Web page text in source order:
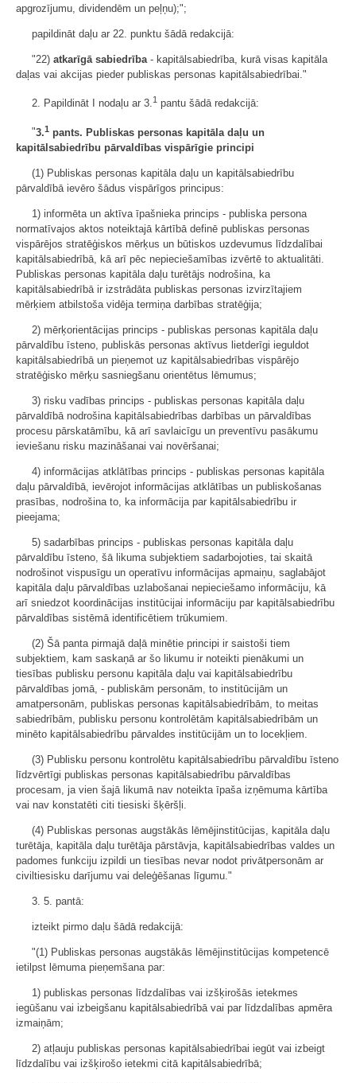
apgrozījumu, dividendēm un peļņu);";
papildināt daļu ar 22. punktu šādā redakcijā:
"22) atkarīgā sabiedrība- kapitālsabiedrība, kurā visas kapitāla
daļas vai akcijas pieder publiskas personas kapitālsabiedrībai."
2. Papildināt I nodaļu ar 3.1 pantu šādā redakcijā:
"3.1 pants. Publiskas personas kapitāla daļu un
kapitālsabiedrību pārvaldības vispārīgie principi
(1) Publiskas personas kapitāla daļu un kapitālsabiedrību
pārvaldībā ievēro šādus vispārīgos principus:
1) informēta un aktīva īpašnieka princips - publiska persona
normatīvajos aktos noteiktajā kārtībā definē publiskas personas
vispārējos stratēģiskos mērķus un būtiskos uzdevumus līdzdalībai
kapitālsabiedrībā, kā arī pēc nepieciešamības izvērtē to aktualitāti.
Publiskas personas kapitāla daļu turētājs nodrošina, ka
kapitālsabiedrībā ir izstrādāta publiskas personas izvirzītajiem
mērķiem atbilstoša vidēja termiņa darbības stratēģija;
2) mērķorientācijas princips - publiskas personas kapitāla daļu
pārvaldību īsteno, publiskās personas aktīvus lietderīgi ieguldot
kapitālsabiedrībā un pieņemot uz kapitālsabiedrības vispārējo
stratēģisko mērķu sasniegšanu orientētus lēmumus;
3) risku vadības princips - publiskas personas kapitāla daļu
pārvaldībā nodrošina kapitālsabiedrības darbības un pārvaldības
procesu pārskatāmību, kā arī savlaicīgu un preventīvu pasākumu
ieviešanu risku mazināšanai vai novēršanai;
4) informācijas atklātības princips - publiskas personas kapitāla
daļu pārvaldībā, ievērojot informācijas atklātības un publiskošanas
prasības, nodrošina to, ka informācija par kapitālsabiedrību ir
pieejama;
5) sadarbības princips - publiskas personas kapitāla daļu
pārvaldību īsteno, šā likuma subjektiem sadarbojoties, tai skaitā
nodrošinot vispusīgu un operatīvu informācijas apmaiņu, saglabājot
kapitāla daļu pārvaldības uzlabošanai nepieciešamo informāciju, kā
arī sniedzot koordinācijas institūcijai informāciju par kapitālsabiedrību
pārvaldības sistēmā identificētiem trūkumiem.
(2) Šā panta pirmajā daļā minētie principi ir saistoši tiem
subjektiem, kam saskaņā ar šo likumu ir noteikti pienākumi un
tiesības publisku personu kapitāla daļu vai kapitālsabiedrību
pārvaldības jomā, - publiskām personām, to institūcijām un
amatpersonām, publiskas personas kapitālsabiedrībām, to meitas
sabiedrībām, publisku personu kontrolētām kapitālsabiedrībām un
minēto kapitālsabiedrību pārvaldes institūcijām un to locekļiem.
(3) Publisku personu kontrolētu kapitālsabiedrību pārvaldību īsteno
līdzvērtīgi publiskas personas kapitālsabiedrību pārvaldības
procesam, ja vien šajā likumā nav noteikta īpaša izņēmuma kārtība
vai nav konstatēti citi tiesiski šķēršļi.
(4) Publiskas personas augstākās lēmējinstitūcijas, kapitāla daļu
turētāja, kapitāla daļu turētāja pārstāvja, kapitālsabiedrības valdes un
padomes funkciju izpildi un tiesības nevar nodot privātpersonām ar
civiltiesisku darījumu vai deleģēšanas līgumu."
3. 5. pantā:
izteikt pirmo daļu šādā redakcijā:
"(1) Publiskas personas augstākās lēmējinstitūcijas kompetencē
ietilpst lēmuma pieņemšana par:
1) publiskas personas līdzdalības vai izšķirošās ietekmes
iegūšanu vai izbeigšanu kapitālsabiedrībā vai par līdzdalības apmēra
izmaiņām;
2) atļauju publiskas personas kapitālsabiedrībai iegūt vai izbeigt
līdzdalību vai izšķirošo ietekmi citā kapitālsabiedrībā;